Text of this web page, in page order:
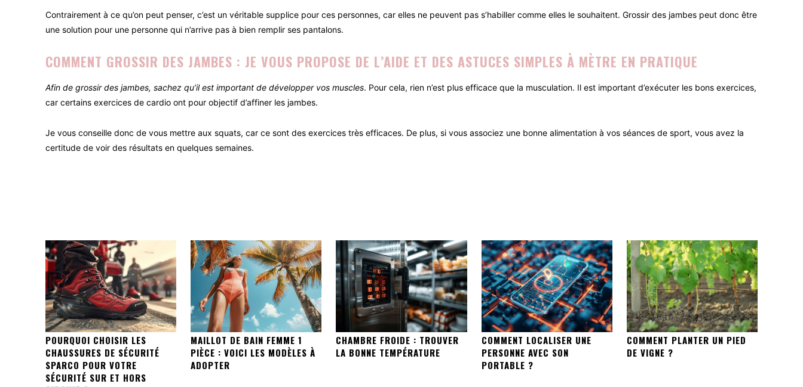
Contrairement à ce qu’on peut penser, c’est un véritable supplice pour ces personnes, car elles ne peuvent pas s’habiller comme elles le souhaitent. Grossir des jambes peut donc être
une solution pour une personne qui n’arrive pas à bien remplir ses pantalons.
COMMENT GROSSIR DES JAMBES : JE VOUS PROPOSE DE L’AIDE ET DES ASTUCES SIMPLES À MÈTRE EN PRATIQUE
Afin de grossir des jambes, sachez qu’il est important de développer vos muscles. Pour cela, rien n’est plus efficace que la musculation. Il est important d’exécuter les bons exercices,
car certains exercices de cardio ont pour objectif d’affiner les jambes.
Je vous conseille donc de vous mettre aux squats, car ce sont des exercices très efficaces. De plus, si vous associez une bonne alimentation à vos séances de sport, vous avez la
certitude de voir des résultats en quelques semaines.
POURQUOI CHOISIR LES
CHAUSSURES DE SÉCURITÉ
SPARCO POUR VOTRE
SÉCURITÉ SUR ET HORS
MAILLOT DE BAIN FEMME 1
PIÈCE : VOICI LES MODÈLES À
ADOPTER
CHAMBRE FROIDE : TROUVER
LA BONNE TEMPÉRATURE
COMMENT LOCALISER UNE
PERSONNE AVEC SON
PORTABLE ?
COMMENT PLANTER UN PIED
DE VIGNE ?